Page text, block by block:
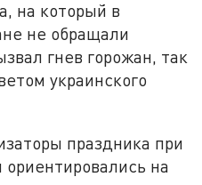
на который в
не обращали
гнев горожан, так
украинского
праздника при
ориентировались на